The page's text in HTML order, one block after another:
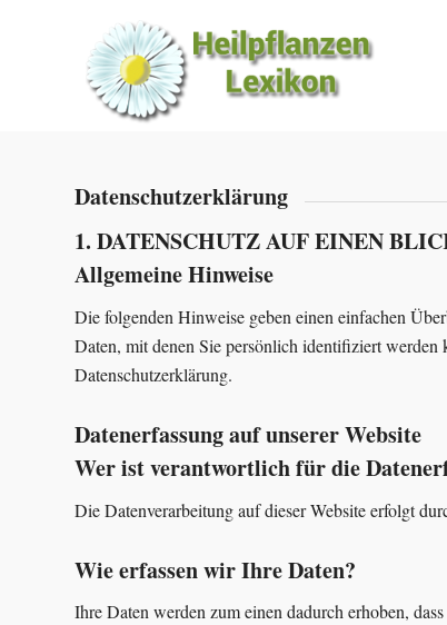
Datenschutzerklärung
1. DATENSCHUTZ AUF EINEN
Allgemeine Hinweise
Die folgenden Hinweise geben einen einfachen
Daten, mit denen Sie persönlich identifiziert
Datenschutzerklärung.
Datenerfassung auf unserer Website
Wer ist verantwortlich für die
Die Datenverarbeitung auf dieser Website erfolgt
Wie erfassen wir Ihre Daten?
Ihre Daten werden zum einen dadurch erhoben,